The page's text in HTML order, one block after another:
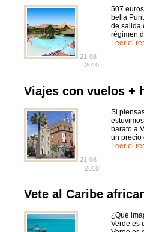
21-08-
2010
507
bella
de salida
régimen
Leer el
Viajes con vuelos +
21-08-
2010
Si
barato a
un precio
Leer el
Vete al Caribe
¿Qué
Verde es